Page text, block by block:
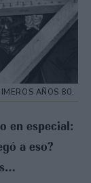
AÑOS 80.
en especial:
a eso?